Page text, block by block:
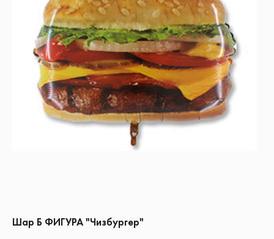
Шар Б ФИГУРА "Чизбургер"